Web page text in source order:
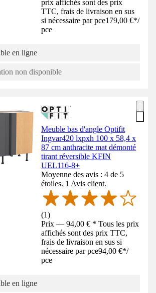
prix affichés sont des prix
TTC, frais de livraison en sus
si nécessaire par pce179,00 €*/
pce
en ligne
non disponible
Meuble bas d'angle Optifit
Ingvar420 lxpxh 100 x 58,4 x
87 cm anthracite mat démonté
tirant réversible KFIN
UEL116-8+
Moyenne des avis : 4 de 5
étoiles. 1 Avis client.
(1)
Prix — 94,00 € * Tous les prix
affichés sont des prix TTC,
frais de livraison en sus si
nécessaire par pce94,00 €*/
pce
en ligne